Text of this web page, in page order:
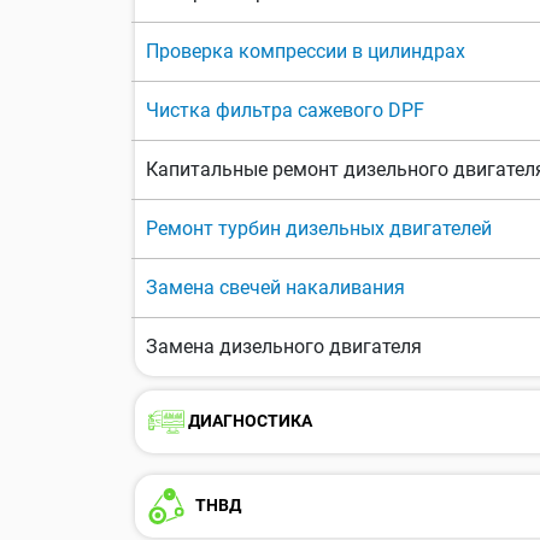
Проверка компрессии в цилиндрах
Чистка фильтра сажевого DPF
Капитальные ремонт дизельного
Ремонт турбин дизельных двигателей
Замена свечей накаливания
Замена дизельного двигателя
ДИАГНОСТИКА
ТНВД